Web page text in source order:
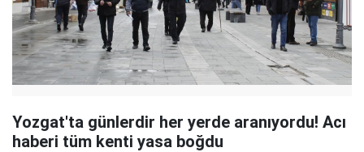
Yozgat'ta günlerdir her yerde aranıyordu! Acı
haberi tüm kenti yasa boğdu